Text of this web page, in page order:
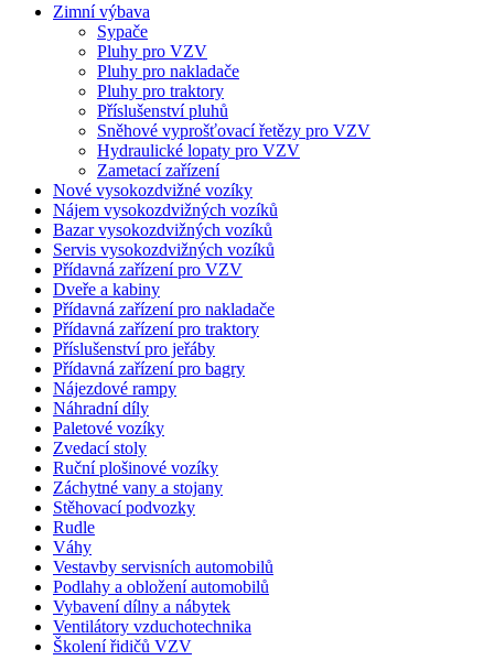
Zimní výbava
Sypače
Pluhy pro VZV
Pluhy pro nakladače
Pluhy pro traktory
Příslušenství pluhů
Sněhové vyprošťovací řetězy pro VZV
Hydraulické lopaty pro VZV
Zametací zařízení
Nové vysokozdvižné vozíky
Nájem vysokozdvižných vozíků
Bazar vysokozdvižných vozíků
Servis vysokozdvižných vozíků
Přídavná zařízení pro VZV
Dveře a kabiny
Přídavná zařízení pro nakladače
Přídavná zařízení pro traktory
Příslušenství pro jeřáby
Přídavná zařízení pro bagry
Nájezdové rampy
Náhradní díly
Paletové vozíky
Zvedací stoly
Ruční plošinové vozíky
Záchytné vany a stojany
Stěhovací podvozky
Rudle
Váhy
Vestavby servisních automobilů
Podlahy a obložení automobilů
Vybavení dílny a nábytek
Ventilátory vzduchotechnika
Školení řidičů VZV